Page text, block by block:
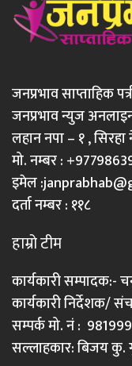
जनप्रभाव साप्ताहिक
जनप्रभाव न्युज
लहान नपा – १ ,
मो. नम्बर :
इमेल :
दर्ता नम्बर : ११८
हाम्रो टीम
कार्यकारी सम्पादक:-
कार्यकारी निर्देशक/
सम्पर्क मो. नं :
सल्लाहकार: बिजय कु.